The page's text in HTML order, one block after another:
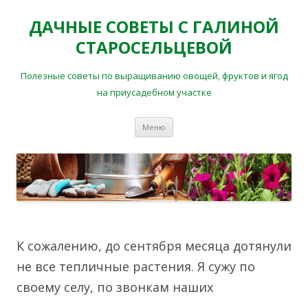
ДАЧНЫЕ СОВЕТЫ С ГАЛИНОЙ
СТАРОСЕЛЬЦЕВОЙ
Полезные советы по выращиванию овощей, фруктов и ягод
на приусадебном участке
Меню
К сожалению, до сентября месяца дотянули
не все тепличные растения. Я сужу по
своему селу, по звонкам наших